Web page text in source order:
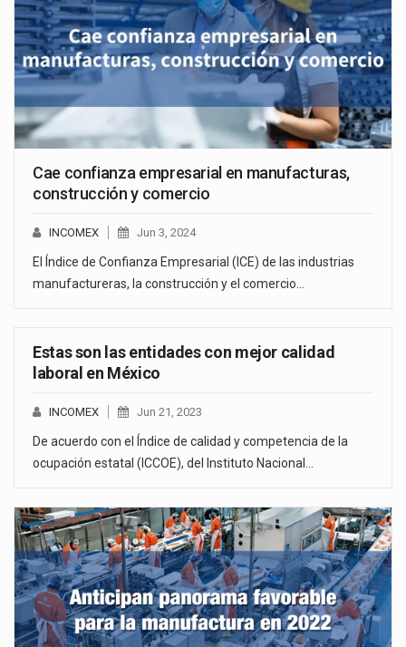
Cae confianza empresarial en manufacturas,
construcción y comercio
INCOMEX Jun 3, 2024
El Índice de Confianza Empresarial (ICE) de las industrias
manufactureras, la construcción y el comercio…
Estas son las entidades con mejor calidad
laboral en México
INCOMEX Jun 21, 2023
De acuerdo con el Índice de calidad y competencia de la
ocupación estatal (ICCOE), del Instituto Nacional…